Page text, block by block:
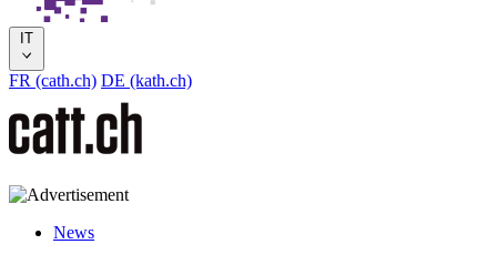
IT
FR (cath.ch) DE (kath.ch)
News